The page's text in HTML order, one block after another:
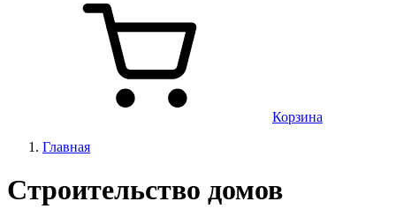
Корзина
Главная
Строительство домов